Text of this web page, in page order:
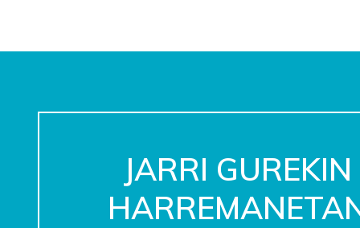
JARRI GUREKIN